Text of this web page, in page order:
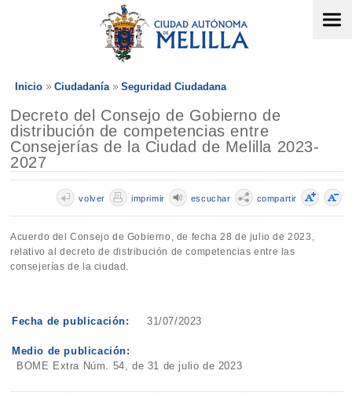
Inicio Ciudadanía Seguridad Ciudadana
Decreto del Consejo de Gobierno de
distribución de competencias entre
Consejerías de la Ciudad de Melilla 2023-
2027
compartir
escuchar
imprimir
volver
Acuerdo del Consejo de Gobierno, de fecha 28 de julio de 2023,
relativo al decreto de distribución de competencias entre las
consejerías de la ciudad.
Fecha de publicación: 31/07/2023
Medio de publicación:
BOME Extra Núm. 54, de 31 de julio de 2023